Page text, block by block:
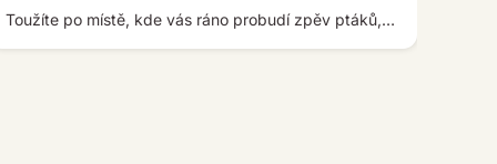
Toužíte po místě, kde vás ráno probudí zpěv ptáků, vůně lesa a klid okolní přírody? Právě takovou atmosféru nabízí tato […]